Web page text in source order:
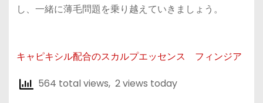
し、一緒に薄毛問題を乗り越えていきましょう。
キャピキシル配合のスカルプエッセンス フィンジア
564 total views, 2 views today